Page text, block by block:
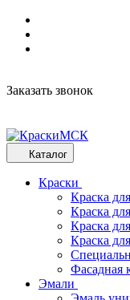
Заказать звонок
Каталог
Краски
Краска
Краска
Краска
Краска
Фасадная
Эмали